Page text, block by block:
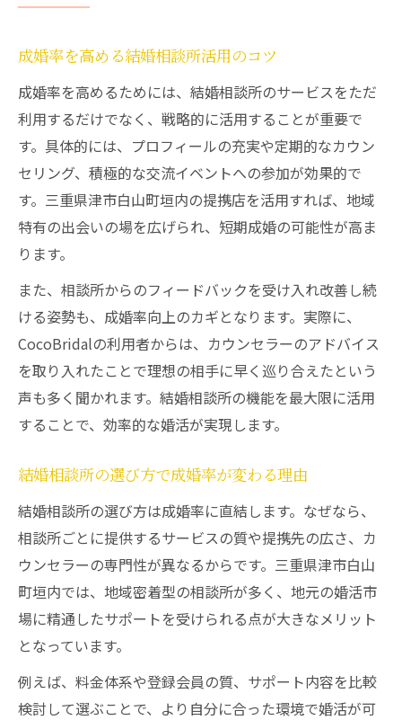
成婚率を高める結婚相談所活用のコツ
成婚率を高めるためには、結婚相談所のサービスをただ
利用するだけでなく、戦略的に活用することが重要で
す。具体的には、プロフィールの充実や定期的なカウン
セリング、積極的な交流イベントへの参加が効果的で
す。三重県津市白山町垣内の提携店を活用すれば、地域
特有の出会いの場を広げられ、短期成婚の可能性が高ま
ります。
また、相談所からのフィードバックを受け入れ改善し続
ける姿勢も、成婚率向上のカギとなります。実際に、
CocoBridalの利用者からは、カウンセラーのアドバイス
を取り入れたことで理想の相手に早く巡り合えたという
声も多く聞かれます。結婚相談所の機能を最大限に活用
することで、効率的な婚活が実現します。
結婚相談所の選び方で成婚率が変わる理由
結婚相談所の選び方は成婚率に直結します。なぜなら、
相談所ごとに提供するサービスの質や提携先の広さ、カ
ウンセラーの専門性が異なるからです。三重県津市白山
町垣内では、地域密着型の相談所が多く、地元の婚活市
場に精通したサポートを受けられる点が大きなメリット
となっています。
例えば、料金体系や登録会員の質、サポート内容を比較
検討して選ぶことで、より自分に合った環境で婚活が可